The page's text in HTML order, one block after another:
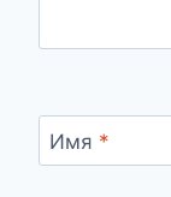
Имя *